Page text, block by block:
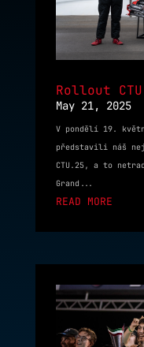
Rollout
May 21, 2025
V pondělí 19.
představili náš
CTU.25, a to
Grand...
READ MORE